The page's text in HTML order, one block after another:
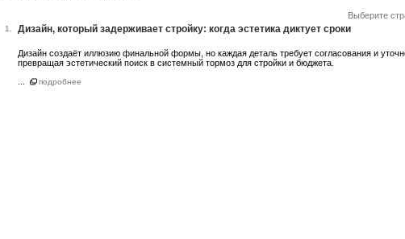
Выберите
1. Дизайн, который задерживает стройку: когда эстетика диктует сроки
Дизайн создаёт иллюзию финальной формы, но каждая деталь требует согласования и
превращая эстетический поиск в системный тормоз для стройки и бюджета.
подробнее